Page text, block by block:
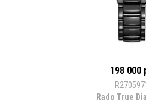
198 000
Rado True